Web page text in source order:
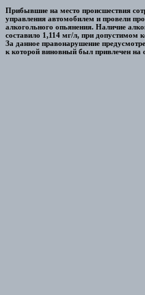
Прибывшие на место происшествия
управления автомобилем и провели
алкогольного опьянения. Наличие
составило 1,114 мг/л, при допустимом
За данное правонарушение
к которой виновный был привлечен на